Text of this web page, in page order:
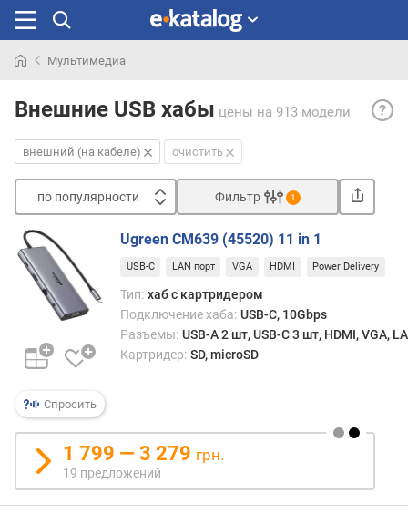
раньше
Мультимедиа
Внешние USB хабы цены на 913 модели
—
хабы,
к
как
внешний (на кабеле) очистить
по популярности
п
п
о
у
л
р
н
с
Фильтр 1
Спросить
Ugreen CM639 (45520) 11 in 1
USB-C LAN порт VGA HDMI Power Delivery
Тип: хаб с картридером
Подключение хаба: USB-C, 10Gbps
Разъемы: USB-A 2 шт, USB-C 3 шт, HDMI, VGA,
Картридер: SD, microSD
1 799 — 3 279 грн.
19 предложений